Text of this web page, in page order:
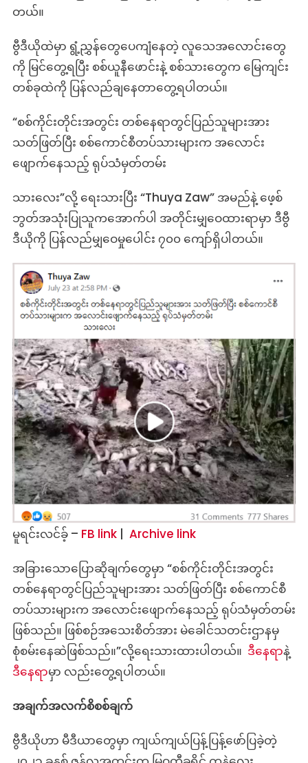
တယ်။
ဗွီဒီယိုထဲမှာ ရွံ့ညွှန်တွေပေကျံနေတဲ့ လူသေအလောင်းတွေ
ကို မြင်တွေ့ရပြီး စစ်ယူနီဖောင်းနဲ့ စစ်သားတွေက မြေကျင်း
တစ်ခုထဲကို ပြန်လည်ချနေတာတွေ့ရပါတယ်။
“စစ်ကိုင်းတိုင်းအတွင်း တစ်နေရာတွင်ပြည်သူများအား
သတ်ဖြတ်ပြီး စစ်ကောင်စီတပ်သားများက အလောင်း
ဖျောက်နေသည့် ရုပ်သံမှတ်တမ်း
သား​လေး”လို့ ရေးသားပြီး “Thuya Zaw” အမည်နဲ့ ဖေ့စ်
ဘွတ်အသုံးပြုသူကအောက်ပါ အတိုင်းမျှဝေထားရာမှာ ဒီဗွီ
ဒီယိုကို ပြန်လည်မျှဝေမှုပေါင်း ၇၀၀ ကျော်ရှိပါတယ်။
မူရင်းလင်ခ့် – FB link| Archive link
အခြားသောပြောဆိုချက်တွေမှာ “စစ်ကိုင်းတိုင်းအတွင်း
တစ်နေရာတွင်ပြည်သူများအား သတ်ဖြတ်ပြီး စစ်ကောင်စီ
တပ်သားများက အလောင်းဖျောက်နေသည့် ရုပ်သံမှတ်တမ်း
ဖြစ်သည်။ ဖြစ်စဉ်အသေးစိတ်အား မဲခေါင်သတင်းဌာနမှ
စုံစမ်းနေဆဲဖြစ်သည်။”လို့ရေးသားထားပါတယ်။ ဒီနေရာနဲ့
ဒီနေရာမှာ လည်းတွေ့ရပါတယ်။
အချက်အလက်စိစစ်ချက်
ဗွီဒီယိုဟာ မီဒီယာတွေမှာ ကျယ်ကျယ်ပြန့်ပြန့်ဖော်ပြခဲ့တဲ့